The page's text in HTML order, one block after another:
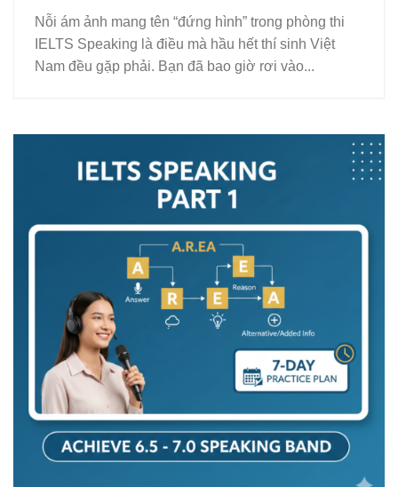
Nỗi ám ảnh mang tên “đứng hình” trong phòng thi
IELTS Speaking là điều mà hầu hết thí sinh Việt
Nam đều gặp phải. Bạn đã bao giờ rơi vào...